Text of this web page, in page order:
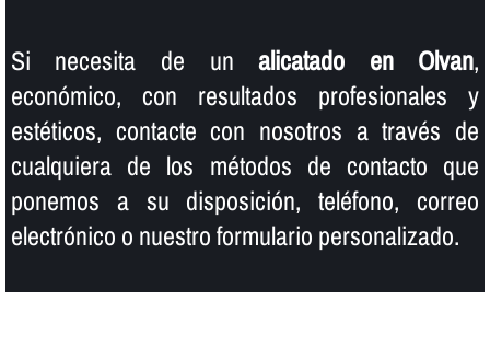
Si necesita de unalicatado en Olvan,
económico, con resultados profesionales y
estéticos, contacte con nosotros a través de
cualquiera de los métodos de contacto que
ponemos a su disposición, teléfono, correo
electrónico o nuestro formulario personalizado.